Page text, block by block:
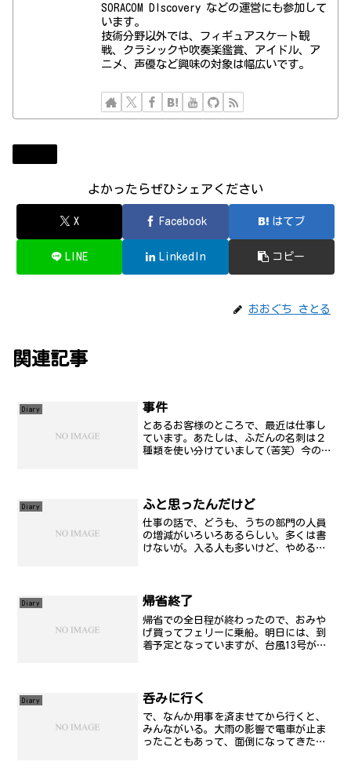
SORACOM DIscovery などの運営にも参加して
います。
技術分野以外では、フィギュアスケート観
戦、クラシックや吹奏楽鑑賞、アイドル、ア
ニメ、声優など興味の対象は幅広いです。
よかったらぜひシェアください
X Facebook はてブ
LINE LinkedIn コピー
おおぐち さとる
関連記事
Diary 事件
とあるお客様のところで、最近は仕事し
ています。あたしは、ふだんの名刺は２
種類を使い分けていまして(苦笑) 今の現
そうなんです...
Diary ふと思ったんだけど
仕事の話で、どうも、うちの部門の人員
の増減がいろいろあるらしい。多くは書
けないが。入る人も多いけど、やめる人
いもの。無理だよね。おも...
Diary 帰省終了
帰省での全日程が終わったので、おみや
げ買ってフェリーに乗船。明日には、到
着予定となっていますが、台風13号が迫
い。めちゃくちゃ揺...
Diary 呑みに行く
で、なんか用事を済ませてから行くと、
みんながいる。大雨の影響で電車が止ま
ったこともあって、面倒になってきた人